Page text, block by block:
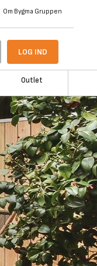
Om Bygma Gruppen
LOG IND
Outlet